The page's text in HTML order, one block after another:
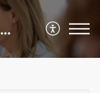
Terminal Session Help Center